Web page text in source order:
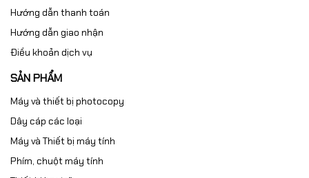
Hướng dẫn thanh toán
Hướng dẫn giao nhận
Điều khoản dịch vụ
SẢN PHẨM
Máy và thiết bị photocopy
Dây cáp các loại
Máy và Thiết bị máy tính
Phím, chuột máy tính